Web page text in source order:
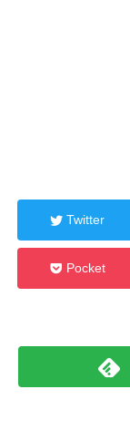
Twitter
Pocket